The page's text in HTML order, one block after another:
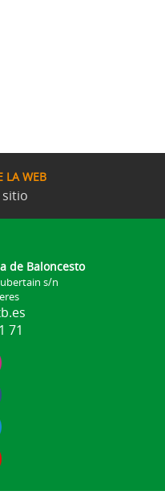
LA WEB
sitio
de Baloncesto
s/n
71